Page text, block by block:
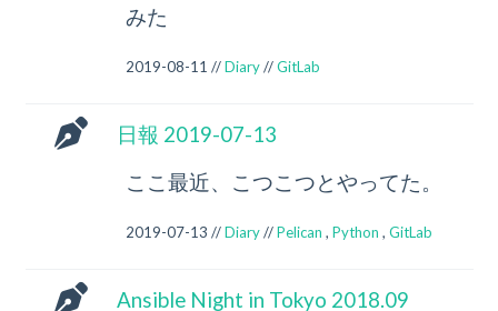
みた
2019-08-11 //Diary//GitLab
日報 2019-07-13
ここ最近、こつこつとやってた。
2019-07-13 //Diary//Pelican , Python , GitLab
Ansible Night in Tokyo 2018.09